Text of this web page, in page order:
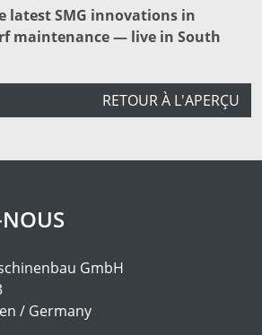
latest SMG innovations in
maintenance — live in South
RETOUR À L'APERÇU
GmbH
/ Germany